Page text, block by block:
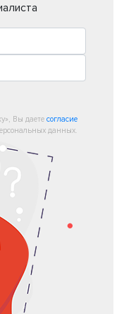
Вы даете согласие
данных.